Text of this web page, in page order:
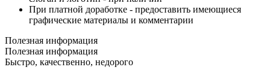
При платной доработке - предоставить имеющиеся
графические материалы и комментарии
Полезная информация
Полезная информация
Быстро, качественно, недорого